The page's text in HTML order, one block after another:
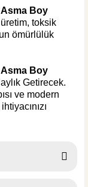
Asma Boy
toksik
ömürlülük
Asma Boy
Getirecek.
ve modern